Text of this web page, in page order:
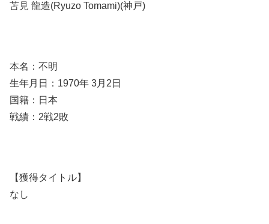
苫見 龍造(Ryuzo Tomami)(神戸)
本名：不明
生年月日：1970年 3月2日
国籍：日本
戦績：2戦2敗
【獲得タイトル】
なし